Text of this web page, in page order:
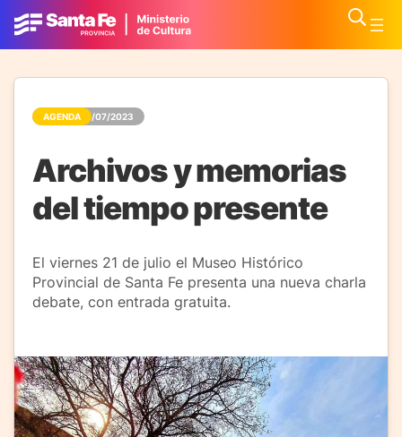
AGENDA 14/07/2023
Archivos y memorias
del tiempo presente
El viernes 21 de julio el Museo Histórico
Provincial de Santa Fe presenta una nueva charla
debate, con entrada gratuita.